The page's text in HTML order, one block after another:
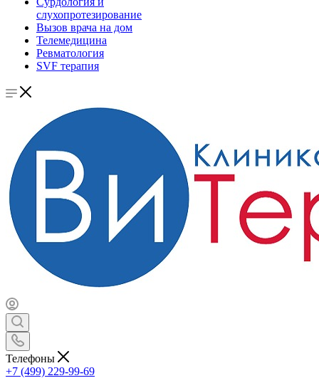
слухопротезирование
Вызов врача на дом
Телемедицина
Ревматология
SVF терапия
Телефоны
+7 (499) 229-99-69